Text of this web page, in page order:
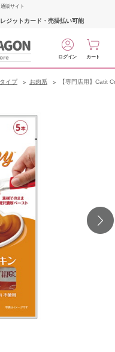
販サイト
ジットカード・売掛払い可能
ログイン カート
イプ お肉系 【専門店用】Catit